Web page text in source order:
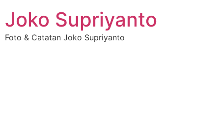
Joko Supriyanto
Foto & Catatan Joko Supriyanto